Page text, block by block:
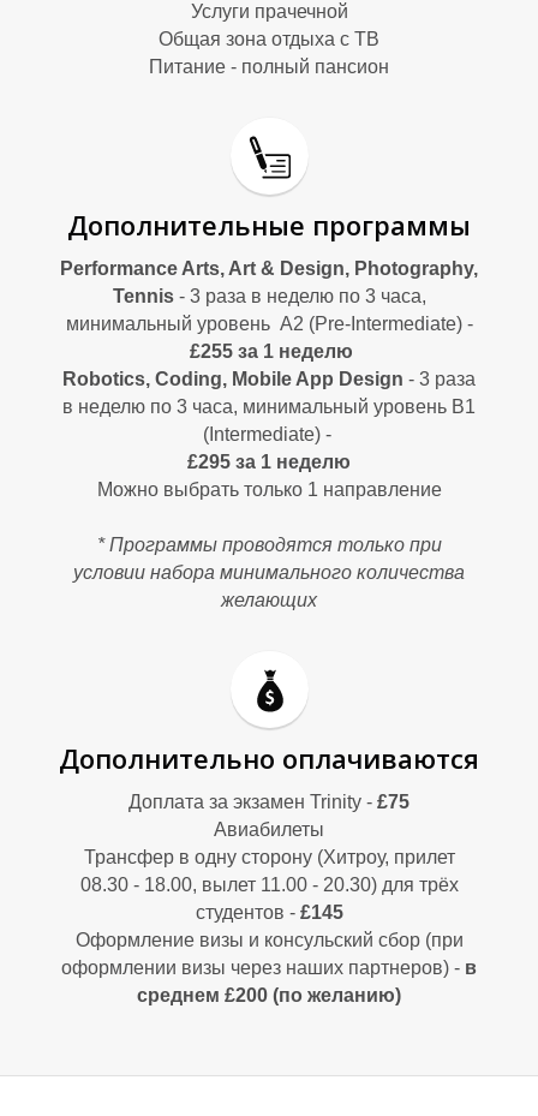
Ы
В
Услуги прачечной
Общая зона отдыха с ТВ
Питание - полный пансион
Дополнительные программы
Performance Arts, Art & Design, Photography,
Tennis- 3 раза в неделю по 3 часа,
минимальный уровень А2 (Pre-Intermediate) -
£255 за 1 неделю
Robotics, Coding, Mobile App Design - 3 раза
в неделю по 3 часа, минимальный уровень B1
(Intermediate) -
£295 за 1 неделю
Можно выбрать только 1 направление
* Программы проводятся только при
условии набора минимального количества
желающих
Дополнительно оплачиваются
Доплата за экзамен Trinity - £75
Авиабилеты
Трансфер в одну сторону (Хитроу, прилет
08.30 - 18.00, вылет 11.00 - 20.30) для трёх
студентов -£145
Оформление визы и консульский сбор (при
оформлении визы через наших партнеров) - в
среднем £200 (по желанию)
Ы
В